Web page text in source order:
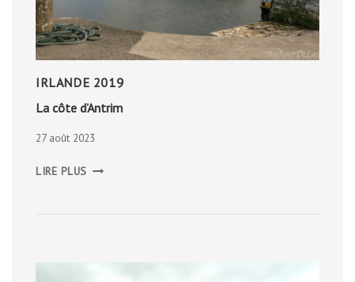
IRLANDE 2019
La côte d’Antrim
27 août 2023
LIRE PLUS CÔTE